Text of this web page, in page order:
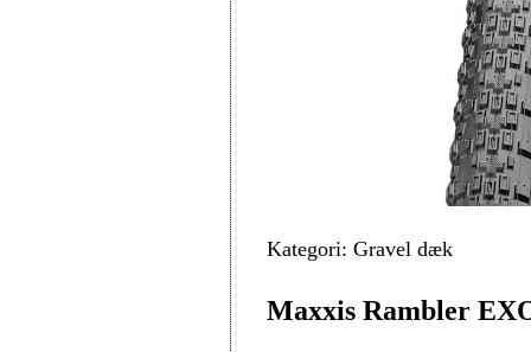
Kategori: Gravel dæk
Maxxis Rambler